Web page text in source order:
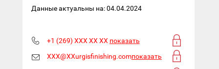
Данные актуальны на: 04.04.2024
+1 (269) XXX XX XX показать
XXX@XXurgisfinishing.comпоказать